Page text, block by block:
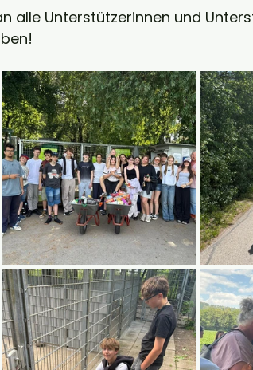
alle Unterstützerinnen und